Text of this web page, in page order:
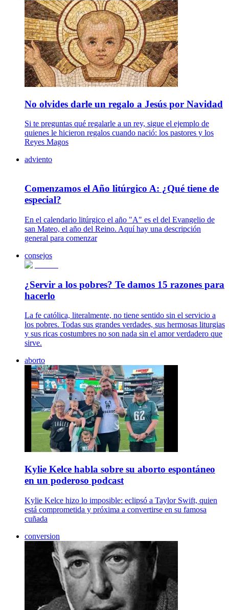
No olvides darle un regalo a Jesús por Navidad
Si te preguntas qué regalarle a un rey, sigue el ejemplo de
quienes le hicieron regalos cuando nació: los pastores y los
Reyes Magos
adviento
Comenzamos el Año litúrgico A: ¿Qué tiene de
especial?
En el calendario litúrgico el año "A" es el del Evangelio de
san Mateo, el año del Reino. Aquí hay una descripción
general para comenzar
consejos
¿Servir a los pobres? Te damos 15 razones para
hacerlo
La fe católica, literalmente, no tiene sentido sin el servicio a
los pobres. Todas sus grandes verdades, sus hermosas liturgias
y sus ricas costumbres no son nada sin el amor verdadero que
sirve.
aborto
Kylie Kelce habla sobre su aborto espontáneo
en un poderoso podcast
Kylie Kelce hizo lo imposible: eclipsó a Taylor Swift, quien
está comprometida y próxima a convertirse en su famosa
cuñada
conversion